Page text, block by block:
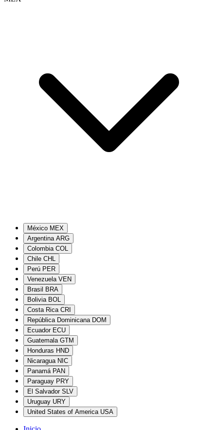
México MEX
Argentina ARG
Colombia COL
Chile CHL
Perú PER
Venezuela VEN
Brasil
BRA
Bolivia BOL
Costa Rica CRI
República Dominicana DOM
Ecuador ECU
Guatemala GTM
Honduras HND
Nicaragua NIC
Panamá PAN
Paraguay PRY
El Salvador SLV
Uruguay URY
United States of America USA